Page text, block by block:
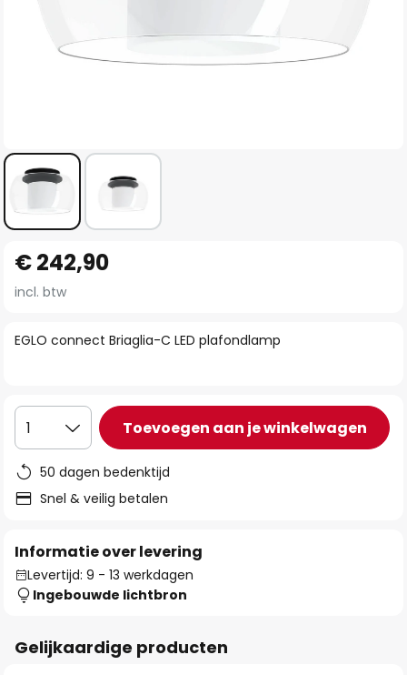
naar
het
van
gallerij
EGLO connect Briaglia-C LED plafondlamp
€ 242,90
incl. btw
1 Toevoegen aan je winkelwagen
50 dagen bedenktijd
Snel & veilig betalen
Informatie over levering
Levertijd: 9 - 13 werkdagen
Ingebouwde lichtbron
Gelijkaardige producten